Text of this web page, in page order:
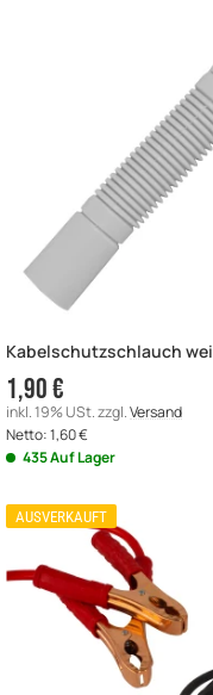
Kabelschutzschlauch
1,90 €
inkl. 19% USt.zzgl.Versand
Netto:1,60€
435 Auf Lager
AUSVERKAUFT